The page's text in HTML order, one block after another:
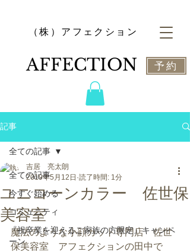
​（株）アフェクション
​AFFECTION 予約
記事
全ての記事
今すぐ始める
コミュニティ
『祝卒業を迎えるご家族の方限定』キャンペ
ーン
全ての記事
ユニコーンカラー 佐世保
美容室
吉居 亮太朗
2019年5月12日 読了時間: 1分
魔法のような小顔カット専門店　佐世
保美容室　アフェクションの田中で